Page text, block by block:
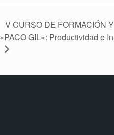
V CURSO DE FORMACIÓN
«PACO GIL»: Productividad e